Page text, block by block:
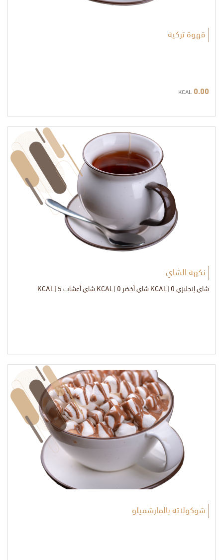
قهوة تركية
0.00
KCAL
نكهة الشاي
شاي إنجليزي 0 |KCAL شاي أخضر 0 |KCAL شاي أعشاب 5 |KCAL
شوكولاته بالمارشميلو